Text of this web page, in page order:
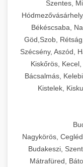
Szentes,
Békéscsaba,
Göd,Szob,
Szécsény, Aszód,
Kiskőrös,
Bácsalmás,
Kistelek,
Nagykörös,
Budakeszi,
Mátrafüred,